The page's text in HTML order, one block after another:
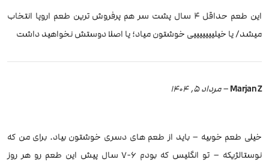
این طعم حداقل ۴ سال پشت سر هم پرفروش ترین طعم اروپا انتخاب
میشد/ یا خیلیییییییی خوشتون میاد؛ یا اصلا دوستش نخواهید داشت
Marjan Z
–مرداد 5, 1404
خیلی طعم خوبیه – باید از طعم های دسری خوشتون بیاد. برای من که
نوستالژیکه – تو انگلیس که بودم ۶-۷ سال پیش این‌ طعم رو هر روز